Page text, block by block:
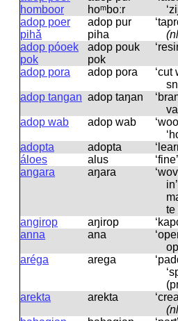
homboor
hoᵐboːr
adop poer
pihǎ
adop pur
piha
adop póoek
pok
adop pouk
pok
adop pora adop pora ‘cut
adop tangan adop taŋan
adop wab
adop wab
adopta
adopta
áloes
alus ‘fine’
angara
aŋara
in’
te
angirop
aŋirop
anna
ana
aréga
arega
arekta
arekta